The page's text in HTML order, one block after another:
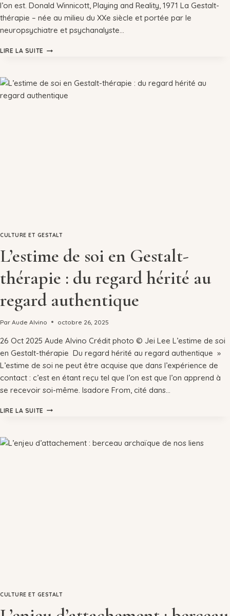
l’on est. Donald Winnicott, Playing and Reality, 1971 La Gestalt-
thérapie – née au milieu du XXe siècle et portée par le
neuropsychiatre et psychanalyste…
LIRE LA SUITE
CULTURE ET GESTALT
L’estime de soi en Gestalt-
thérapie : du regard hérité au
regard authentique
Par Aude Alvino octobre 26, 2025
26 Oct 2025 Aude Alvino Crédit photo © Jei Lee L’estime de soi
en Gestalt-thérapie ​ Du regard hérité au regard authentique »
L’estime de soi ne peut être acquise que dans l’expérience de
contact : c’est en étant reçu tel que l’on est que l’on apprend à
se recevoir soi-même. Isadore From, cité dans…
LIRE LA SUITE
CULTURE ET GESTALT